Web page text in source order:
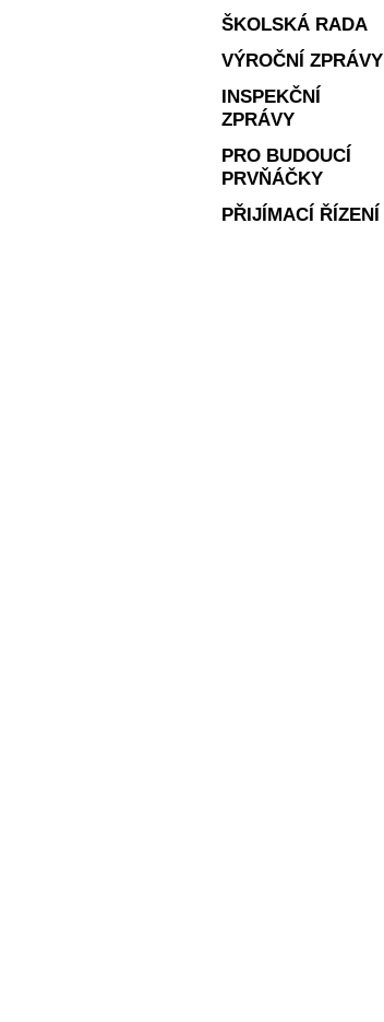
ŠKOLSKÁ RADA
VÝROČNÍ ZPRÁVY
INSPEKČNÍ
ZPRÁVY
PRO BUDOUCÍ
PRVŇÁČKY
PŘIJÍMACÍ ŘÍZENÍ